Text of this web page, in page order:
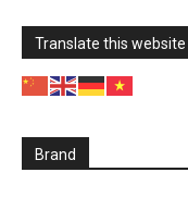
Translate this website
Brand